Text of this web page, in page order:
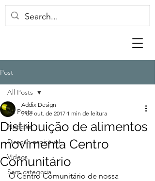
Post
All Posts
Notícias
Direção espiritual
Vídeos
Sem categoria
All Posts
Distribuição de alimentos
movimenta Centro
Comunitário
Addix Design
9 de out. de 2017 1 min de leitura
O Centro Comunitário de nossa